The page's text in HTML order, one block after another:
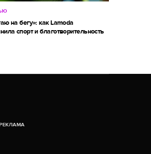
на бегу»: как Lamoda
спорт и благотворительность